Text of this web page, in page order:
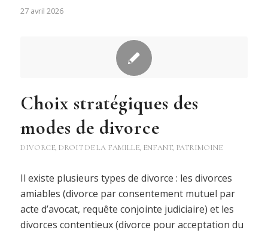
27 avril 2026
Choix stratégiques des
modes de divorce
DIVORCE, DROIT DE LA FAMILLE, ENFANT, PATRIMOINE
Il existe plusieurs types de divorce : les divorces
amiables (divorce par consentement mutuel par
acte d’avocat, requête conjointe judiciaire) et les
divorces contentieux (divorce pour acceptation du